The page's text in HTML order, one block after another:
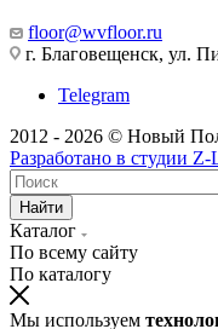
floor@wvfloor.ru
г. Благовещенск, ул.
Telegram
2012 - 2026 © Новый
Разработано в студии Z-
Найти
Каталог
По всему сайту
По каталогу
Мы используем